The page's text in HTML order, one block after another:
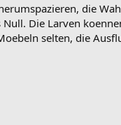
die
Die Larven
selten, die